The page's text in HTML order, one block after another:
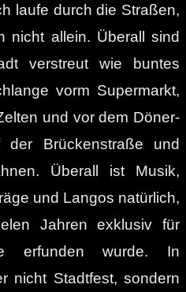
laufe durch die Straßen,
nicht allein. Überall sind
verstreut wie buntes
vorm Supermarkt,
und vor dem Döner-
Brückenstraße und
Überall ist Musik,
und Langos natürlich,
Jahren exklusiv für
erfunden wurde. In
nicht Stadtfest, sondern